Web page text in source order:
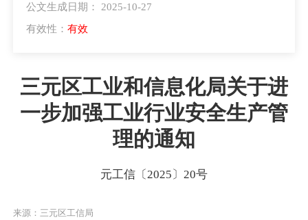
公文生成日期： 2025-10-27
有效性： 有效
三元区工业和信息化局关于进
一步加强工业行业安全生产管
理的通知
元工信〔2025〕20号
来源：三元区工信局